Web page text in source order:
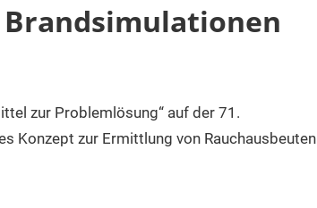
zur Problemlösung“ auf der 71.
Konzept zur Ermittlung von Rauchausbeuten